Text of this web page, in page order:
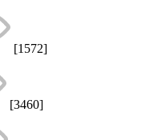
[1572]
[3460]